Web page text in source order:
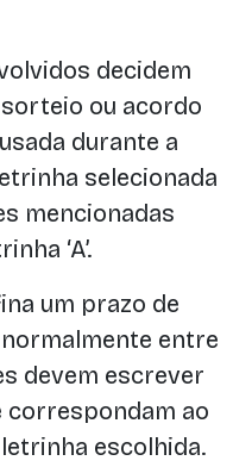
decidem
ou acordo
durante a
selecionada
mencionadas
‘A’.
um prazo de
entre
devem escrever
correspondam ao
escolhida.